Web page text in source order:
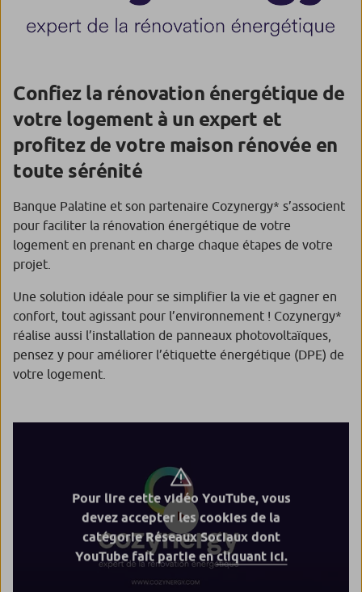
Confiez la rénovation énergétique de
votre logement à un expert et
profitez de votre maison rénovée en
toute sérénité
Banque Palatine et son partenaire Cozynergy* s’associent
pour faciliter la rénovation énergétique de votre
logement en prenant en charge chaque étapes de votre
projet.
Une solution idéale pour se simplifier la vie et gagner en
confort, tout agissant pour l’environnement ! Cozynergy*
réalise aussi l’installation de panneaux photovoltaïques,
pensez y pour améliorer l’étiquette énergétique (DPE) de
votre logement.
Pour lire cette vidéo YouTube, vous
devez accepter les cookies de la
catégorie Réseaux Sociaux dont
YouTube fait partie encliquant ici.